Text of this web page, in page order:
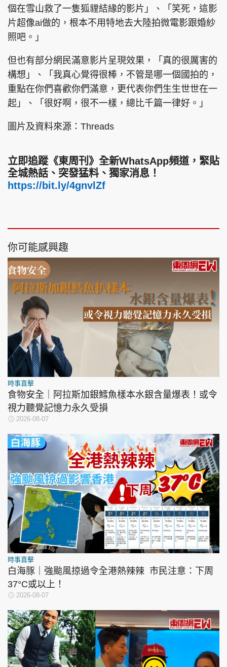
個在雪山救了一隻狐貍結緣的影片」、「笑死，這影
片超像ai做的，根本不用特地去大陸拍微電影跟婚紗
照吧。」
但也有部分網民滿意影片呈現效果，「真的很厲害的
構想」、「我真心覺得很棒，不管是哪一個國拍的，
重點在你們喜歡你們滿意，更代表你們生生世世在一
起」、「很好啊，很不一樣，總比千篇一律好。」
圖片及資料來源：Threads
立即追蹤《東周刊》全新WhatsApp頻道，緊貼
全城熱話、突發猛料、獨家消息！
https://bit.ly/4gnvlZf
你可能感興趣
時事直擊
食物安全｜阿拉斯加銀鱈魚樣本水銀含量爆表！或令
視力聽覺記憶力永久受損
2026-08-07
時事直擊
白海豚｜強颱風掠過令全港熱辣辣 市民注意：下周
37°C或以上！
2026-08-07